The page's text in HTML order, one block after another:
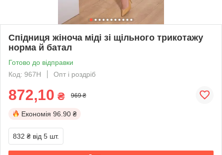
Спідниця жіноча міді зі щільного трикотажу
норма й батал
Готово до відправки
Код: 967Н
Опт і роздріб
872,10 ₴ 969 ₴
Економія 96.90 ₴
832 ₴ від 5 шт.